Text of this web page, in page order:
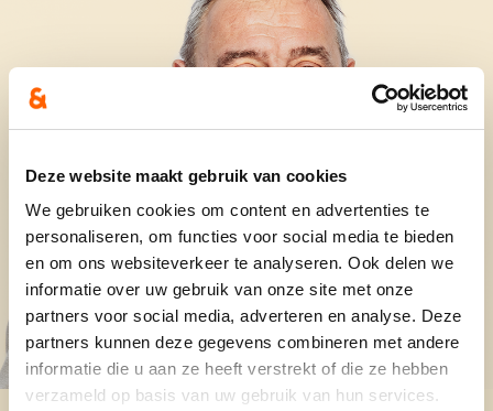
Deze website maakt gebruik van cookies
We gebruiken cookies om content en advertenties te
personaliseren, om functies voor social media te bieden
en om ons websiteverkeer te analyseren. Ook delen we
informatie over uw gebruik van onze site met onze
partners voor social media, adverteren en analyse. Deze
partners kunnen deze gegevens combineren met andere
informatie die u aan ze heeft verstrekt of die ze hebben
verzameld op basis van uw gebruik van hun services.